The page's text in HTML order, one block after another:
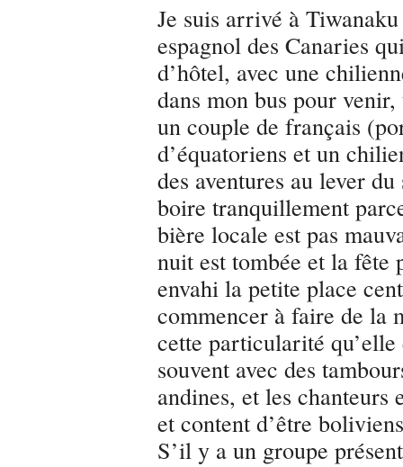
Je suis arrivé à
espagnol des Canaries
d’hôtel, avec une
dans mon bus pour
un couple de français
d’équatoriens et un
des aventures au lever
boire tranquillement
bière locale est pas
nuit est tombée et la fête
envahi la petite place
commencer à faire de la
cette particularité
souvent avec des
andines, et les chanteurs
et content d’être
S’il y a un groupe